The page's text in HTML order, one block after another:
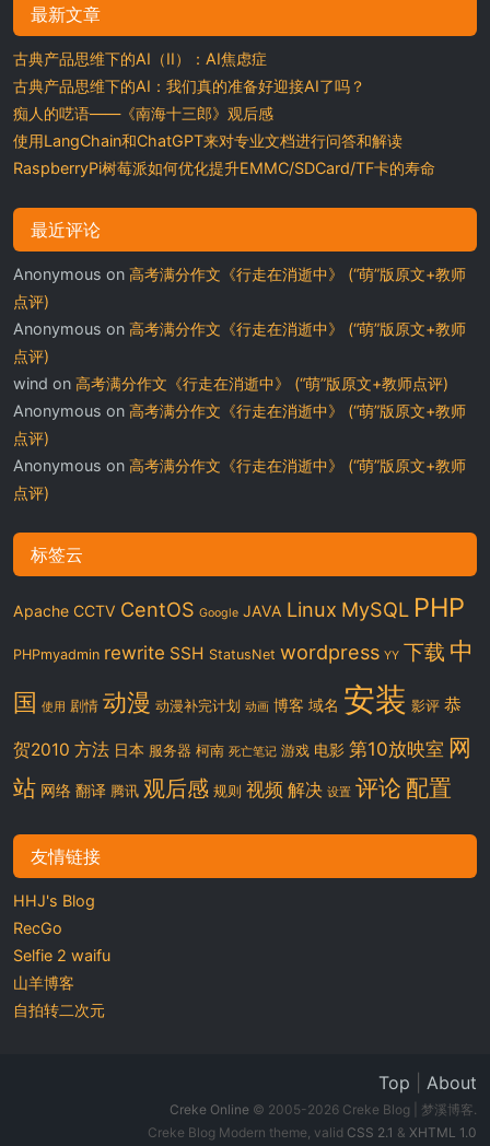
最新文章
古典产品思维下的AI（II）：AI焦虑症
古典产品思维下的AI：我们真的准备好迎接AI了吗？
痴人的呓语——《南海十三郎》观后感
使用LangChain和ChatGPT来对专业文档进行问答和解读
RaspberryPi树莓派如何优化提升EMMC/SDCard/TF卡的寿命
最近评论
Anonymous on 高考满分作文《行走在消逝中》 (“萌”版原文+教师
点评)
Anonymous on 高考满分作文《行走在消逝中》 (“萌”版原文+教师
点评)
wind on 高考满分作文《行走在消逝中》 (“萌”版原文+教师点评)
Anonymous on 高考满分作文《行走在消逝中》 (“萌”版原文+教师
点评)
Anonymous on 高考满分作文《行走在消逝中》 (“萌”版原文+教师
点评)
标签云
Apache CCTV CentOS Google JAVA Linux MySQL PHP
PHPmyadmin rewrite SSH StatusNet wordpress YY 下载 中
国 使用 剧情 动漫 动漫补完计划 动画 博客 域名 安装 影评 恭
贺2010 方法 日本 服务器 柯南 死亡笔记 游戏 电影 第10放映室 网
站 网络 翻译 腾讯 观后感 规则 视频 解决 设置 评论 配置
友情链接
HHJ's Blog
RecGo
Selfie 2 waifu
山羊博客
自拍转二次元
Top About
Creke Online © 2005-2026 Creke Blog | 梦溪博客.
Creke Blog Modern theme, valid CSS 2.1 & XHTML 1.0